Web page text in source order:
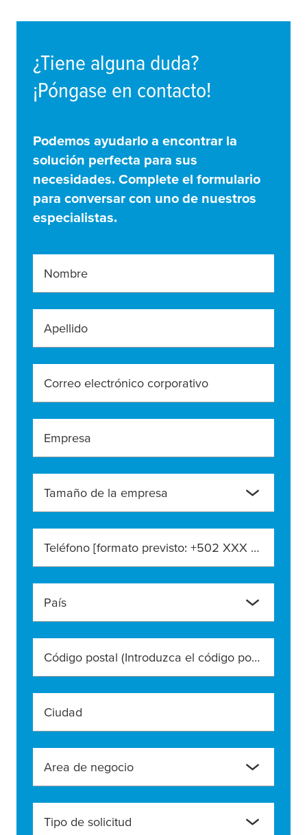
¿Tiene alguna duda?
¡Póngase en contacto!
Podemos ayudarlo a encontrar la
solución perfecta para sus
necesidades. Complete el formulario
para conversar con uno de nuestros
especialistas.
Nombre
Apellido
Correo electrónico corporativo
Empresa
Tamaño de la empresa
Teléfono [formato previsto: +502 XXX XXX XXXX]
País
Código postal (Introduzca el código postal exacto)
Ciudad
Area de negocio
Tipo de solicitud